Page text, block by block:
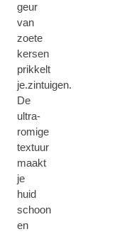
geur
van
zoete
kersen
prikkelt
je.zintuigen.
De
ultra-
romige
textuur
maakt
je
huid
schoon
en